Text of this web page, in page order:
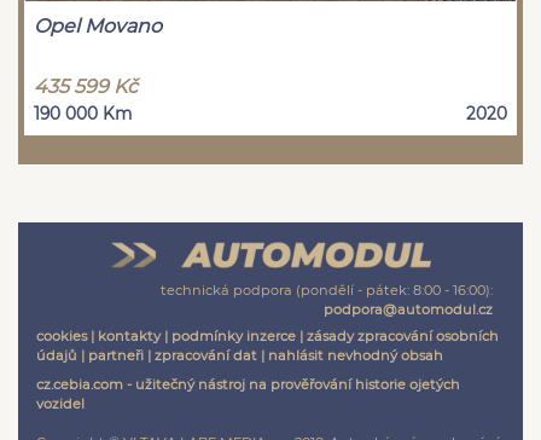
Opel Movano
435 599 Kč
190 000 Km 2020
technická podpora (pondělí - pátek: 8:00 - 16:00):
podpora@automodul.cz
cookies| kontakty| podmínky inzerce | zásady zpracování osobních
údajů | partneři | zpracování dat | nahlásit nevhodný obsah
cz.cebia.com - užitečný nástroj na prověřování historie ojetých
vozidel